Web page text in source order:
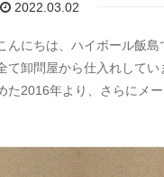
2022.03.02
んにちは、ハイボール飯
て卸問屋から仕入れして
た2016年より、さらにメ